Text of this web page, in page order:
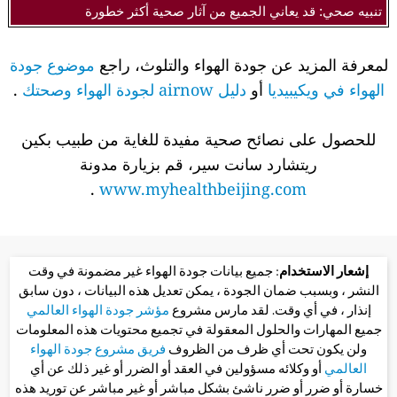
تنبيه صحي: قد يعاني الجميع من آثار صحية أكثر خطورة
لمعرفة المزيد عن جودة الهواء والتلوث، راجع موضوع جودة
الهواء في ويكيبيديا أو دليل airnow لجودة الهواء وصحتك .
للحصول على نصائح صحية مفيدة للغاية من طبيب بكين
ريتشارد سانت سير، قم بزيارة مدونة
www.myhealthbeijing.com
.
إشعار الاستخدام: جميع بيانات جودة الهواء غير مضمونة في وقت
النشر ، وبسبب ضمان الجودة ، يمكن تعديل هذه البيانات ، دون سابق
إنذار ، في أي وقت. لقد مارس مشروع مؤشر جودة الهواء العالمي
جميع المهارات والحلول المعقولة في تجميع محتويات هذه المعلومات
ولن يكون تحت أي ظرف من الظروف فريق مشروع جودة الهواء
العالمي أو وكلائه مسؤولين في العقد أو الضرر أو غير ذلك عن أي
خسارة أو ضرر أو ضرر ناشئ بشكل مباشر أو غير مباشر عن توريد هذه